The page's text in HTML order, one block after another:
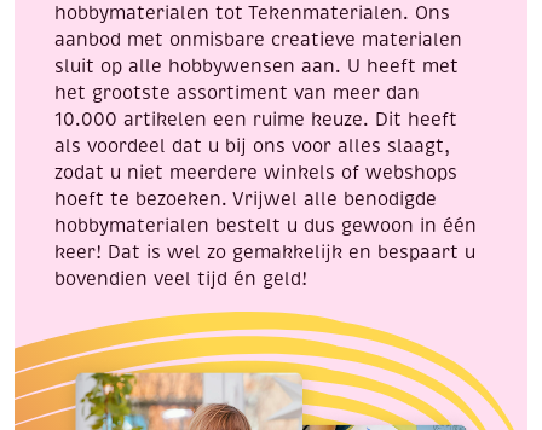
ml
aantal
hobbymaterialen tot Tekenmaterialen. Ons
aanbod met onmisbare creatieve materialen
sluit op alle hobbywensen aan. U heeft met
het grootste assortiment van meer dan
10.000 artikelen een ruime keuze. Dit heeft
als voordeel dat u bij ons voor alles slaagt,
zodat u niet meerdere winkels of webshops
hoeft te bezoeken. Vrijwel alle benodigde
hobbymaterialen bestelt u dus gewoon in één
keer! Dat is wel zo gemakkelijk en bespaart u
bovendien veel tijd én geld!